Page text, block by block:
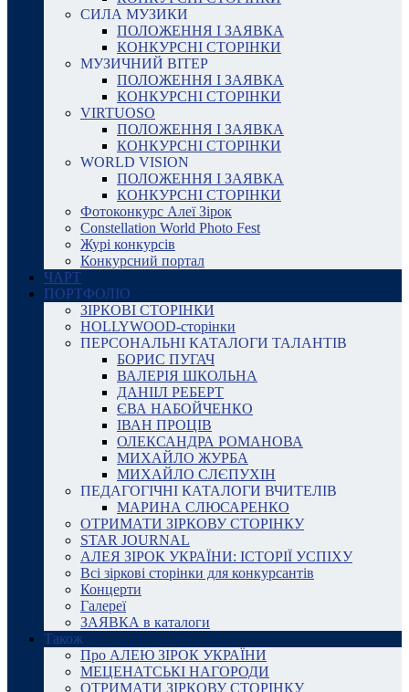
СИЛА МУЗИКИ
ПОЛОЖЕННЯ І ЗАЯВКА
КОНКУРСНІ СТОРІНКИ
МУЗИЧНИЙ ВІТЕР
ПОЛОЖЕННЯ І ЗАЯВКА
КОНКУРСНІ СТОРІНКИ
VIRTUOSO
ПОЛОЖЕННЯ І ЗАЯВКА
КОНКУРСНІ СТОРІНКИ
WORLD VISION
ПОЛОЖЕННЯ І ЗАЯВКА
КОНКУРСНІ СТОРІНКИ
Фотоконкурс Алеї Зірок
Constellation World Photo Fest
Журі конкурсів
Конкурсний портал
ЧАРТ
ПОРТФОЛІО
ЗІРКОВІ СТОРІНКИ
HOLLYWOOD-сторінки
ПЕРСОНАЛЬНІ КАТАЛОГИ ТАЛАНТІВ
БОРИС ПУГАЧ
ВАЛЕРІЯ ШКОЛЬНА
ДАНІІЛ РЕБЕРТ
ЄВА НАБОЙЧЕНКО
ІВАН ПРОЦІВ
ОЛЕКСАНДРА РОМАНОВА
МИХАЙЛО ЖУРБА
МИХАЙЛО СЛЄПУХІН
ПЕДАГОГІЧНІ КАТАЛОГИ ВЧИТЕЛІВ
МАРИНА СЛЮСАРЕНКО
ОТРИМАТИ ЗІРКОВУ СТОРІНКУ
STAR JOURNAL
АЛЕЯ ЗІРОК УКРАЇНИ: ІСТОРІЇ УСПІХУ
Всі зіркові сторінки для конкурсантів
Концерти
Галереї
ЗАЯВКА в каталоги
Також
Про АЛЕЮ ЗІРОК УКРАЇНИ
МЕЦЕНАТСЬКІ НАГОРОДИ
ОТРИМАТИ ЗІРКОВУ СТОРІНКУ